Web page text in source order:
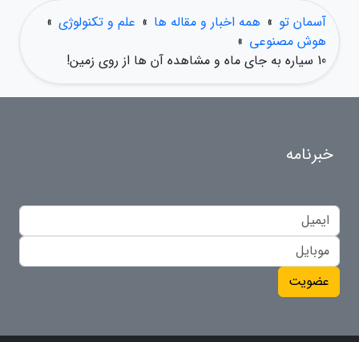
آسمان تو » همه اخبار و مقاله ها » علم و تکنولوژی »
هوش مصنوعی »
10 سیاره به جای ماه و مشاهده آن ها از روی زمین!
خبرنامه
عضویت